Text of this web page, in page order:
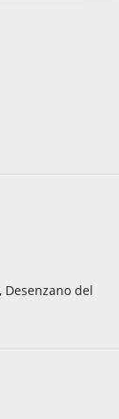
Desenzano del